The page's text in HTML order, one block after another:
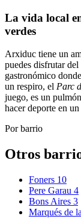
La vida local
verdes
Arxiduc tiene un
puedes disfrutar del
gastronómico
un respiro, el Parc
juego, es un
hacer deporte en
Por barrio
Otros
Foners 10
Pere Garau 4
Bons Aires 3
Marqués de